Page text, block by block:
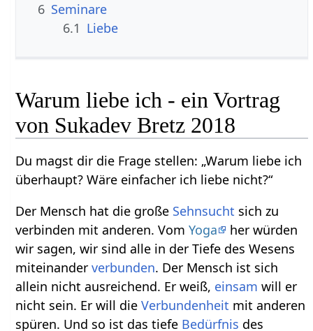
6 Seminare
6.1 Liebe
Warum liebe ich - ein Vortrag
von Sukadev Bretz 2018
Du magst dir die Frage stellen: „Warum liebe ich
überhaupt? Wäre einfacher ich liebe nicht?“
Der Mensch hat die große Sehnsucht sich zu
verbinden mit anderen. VomYoga
her würden
wir sagen, wir sind alle in der Tiefe des Wesens
miteinanderverbunden. Der Mensch ist sich
allein nicht ausreichend. Er weiß, einsam will er
nicht sein. Er will dieVerbundenheit mit anderen
spüren. Und so ist das tiefe Bedürfnis des